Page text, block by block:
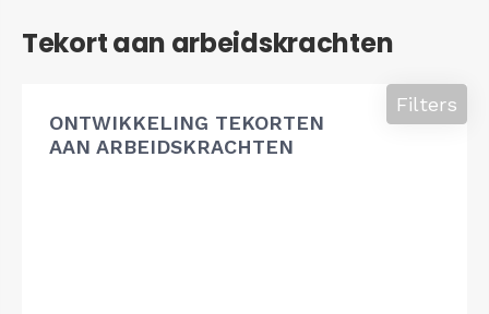
Tekort aan arbeidskrachten
ONTWIKKELING TEKORTEN
AAN ARBEIDSKRACHTEN
Filters